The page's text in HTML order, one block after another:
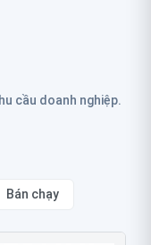
cầu doanh nghiệp.
Bán chạy